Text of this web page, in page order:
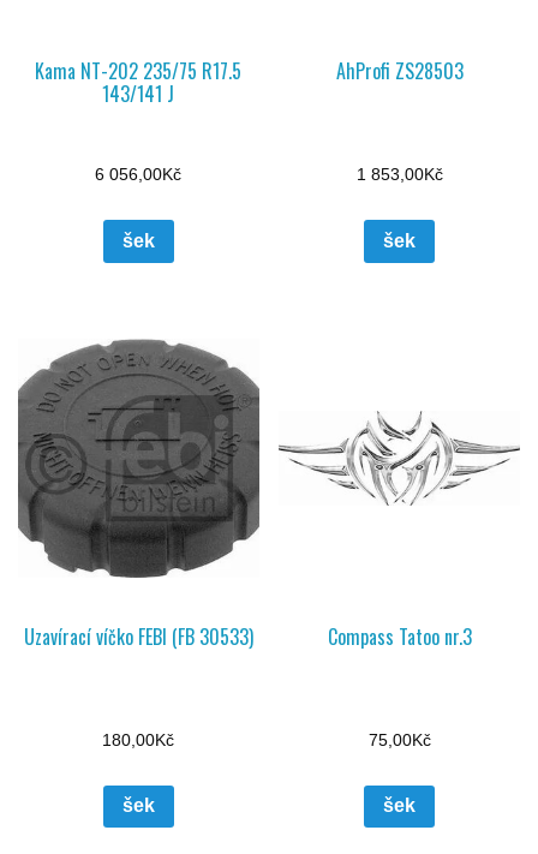
Kama NT-202 235/75 R17.5
143/141 J
6 056,00Kč
šek
AhProfi ZS28503
1 853,00Kč
šek
Uzavírací víčko FEBI (FB 30533)
180,00Kč
šek
Compass Tatoo nr.3
75,00Kč
šek